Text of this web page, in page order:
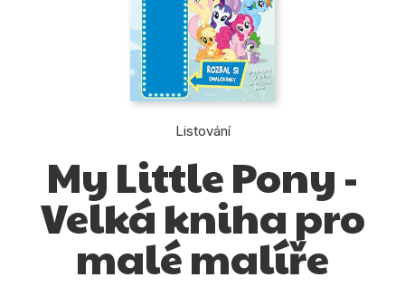
Tipy redakce
Beletrie pro děti
Dárkové zboží
Hobby
Jazyky
Listování
My Little Pony -
Velká kniha pro
malé malíře